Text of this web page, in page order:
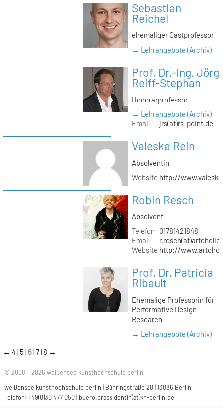
Sebastian
Reichel
ehemaliger Gastprofessor
→ Lehrangebote (Archiv)
Prof. Dr.-Ing. Jörg
Reiff-Stephan
Honorarprofessor
→ Lehrangebote (Archiv)
Email
jrs(at)rs-point.de
Valeska Rein
Absolventin
Website http://
Robin Resch
Absolvent
Telefon
01781421848
Email
Website http://
Prof. Dr. Patricia
Ribault
Ehemalige Professorin für
Performative Design
Research
→ Lehrangebote (Archiv)
← 4 5 6 7 8 →
© 2008 – 2026 weißensee kunsthochschule berlin
weißensee kunsthochschule berlin | Bühringstraße 20 | 13086 Berlin
Telefon: +49(0)30 477 050 | buero.praesidentin(at)kh-berlin.de